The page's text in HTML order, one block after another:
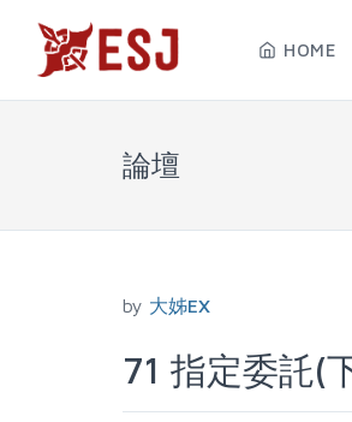
HOME
論壇
by 大姊EX
71 指定委託(